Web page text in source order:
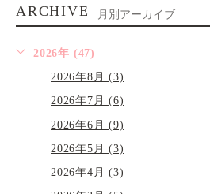
ARCHIVE 月別アーカイブ
2026年 (47)
2026年8月 (3)
2026年7月 (6)
2026年6月 (9)
2026年5月 (3)
2026年4月 (3)